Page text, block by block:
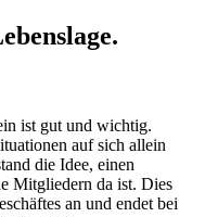
ist gut und wichtig.
auf sich allein
die Idee, einen
Mitgliedern da ist. Dies
an und endet bei